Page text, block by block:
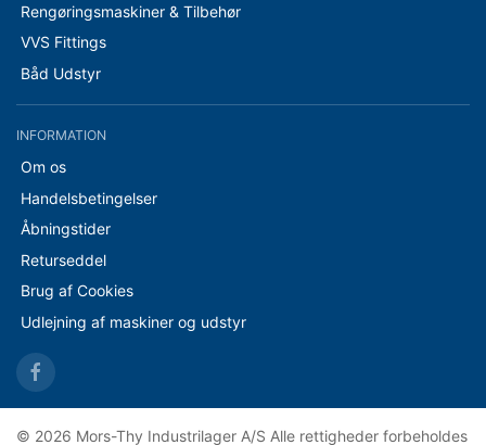
Rengøringsmaskiner & Tilbehør
VVS Fittings
Båd Udstyr
INFORMATION
Om os
Handelsbetingelser
Åbningstider
Returseddel
Brug af Cookies
Udlejning af maskiner og udstyr
© 2026 Mors-Thy Industrilager A/S Alle rettigheder forbeholdes